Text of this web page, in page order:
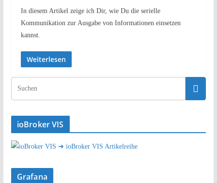
In diesem Artikel zeige ich Dir, wie Du die serielle
Kommunikation zur Ausgabe von Informationen einsetzen
kannst.
Weiterlesen
ioBroker VIS
➔ ioBroker VIS Artikelreihe
Grafana